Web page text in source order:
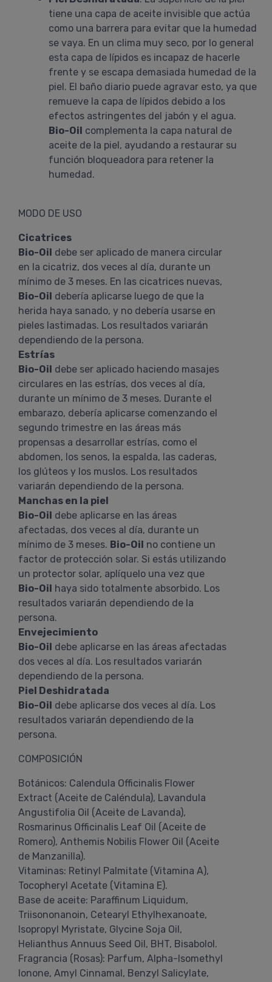
tiene una capa de aceite invisible que actúa
como una barrera para evitar que la humedad
se vaya. En un clima muy seco, por lo general
esta capa de lípidos es incapaz de hacerle
frente y se escapa demasiada humedad de la
piel. El baño diario puede agravar esto, ya que
remueve la capa de lípidos debido a los
efectos astringentes del jabón y el agua.
Bio-Oil complementa la capa natural de
aceite de la piel, ayudando a restaurar su
función bloqueadora para retener la
humedad.
MODO DE USO
Cicatrices
Bio-Oil debe ser aplicado de manera circular
en la cicatriz, dos veces al día, durante un
mínimo de 3 meses. En las cicatrices nuevas,
Bio-Oil debería aplicarse luego de que la
herida haya sanado, y no debería usarse en
pieles lastimadas. Los resultados variarán
dependiendo de la persona.
Estrías
Bio-Oil debe ser aplicado haciendo masajes
circulares en las estrías, dos veces al día,
durante un mínimo de 3 meses. Durante el
embarazo, debería aplicarse comenzando el
segundo trimestre en las áreas más
propensas a desarrollar estrías, como el
abdomen, los senos, la espalda, las caderas,
los glúteos y los muslos. Los resultados
variarán dependiendo de la persona.
Manchas en la piel
Bio-Oil debe aplicarse en las áreas
afectadas, dos veces al día, durante un
mínimo de 3 meses. Bio-Oil no contiene un
factor de protección solar. Si estás utilizando
un protector solar, aplíquelo una vez que
Bio-Oil haya sido totalmente absorbido. Los
resultados variarán dependiendo de la
persona.
Envejecimiento
Bio-Oil debe aplicarse en las áreas afectadas
dos veces al día. Los resultados variarán
dependiendo de la persona.
Piel Deshidratada
Bio-Oil debe aplicarse dos veces al día. Los
resultados variarán dependiendo de la
persona.
COMPOSICIÓN
Botánicos: Calendula Officinalis Flower
Extract (Aceite de Caléndula), Lavandula
Angustifolia Oil (Aceite de Lavanda),
Rosmarinus Officinalis Leaf Oil (Aceite de
Romero), Anthemis Nobilis Flower Oil (Aceite
de Manzanilla).
Vitaminas: Retinyl Palmitate (Vitamina A),
Tocopheryl Acetate (Vitamina E).
Base de aceite: Paraffinum Liquidum,
Triisononanoin, Cetearyl Ethylhexanoate,
Isopropyl Myristate, Glycine Soja Oil,
Helianthus Annuus Seed Oil, BHT, Bisabolol.
Fragrancia (Rosas): Parfum, Alpha-Isomethyl
Ionone, Amyl Cinnamal, Benzyl Salicylate,